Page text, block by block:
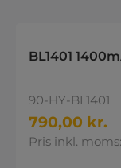
BL1401
90-HY-BL1401
790,00 kr.
Pris inkl.